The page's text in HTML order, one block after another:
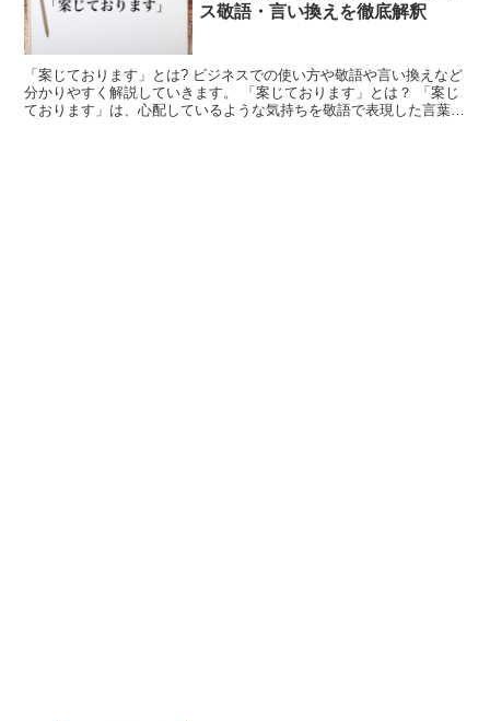
ス敬語・言い換えを徹底解釈
「案じております」とは? ビジネスでの使い方や敬語や言い換えなど
分かりやすく解説していきます。 「案じております」とは？ 「案じ
ております」は、心配しているような気持ちを敬語で表現した言葉で